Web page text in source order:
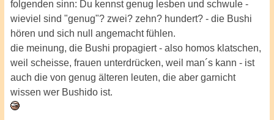
folgenden sinn: Du kennst genug lesben und schwule -
wieviel sind "genug"? zwei? zehn? hundert? - die Bushi
hören und sich null angemacht fühlen.
die meinung, die Bushi propagiert - also homos klatschen,
weil scheisse, frauen unterdrücken, weil man´s kann - ist
auch die von genug älteren leuten, die aber garnicht
wissen wer Bushido ist.